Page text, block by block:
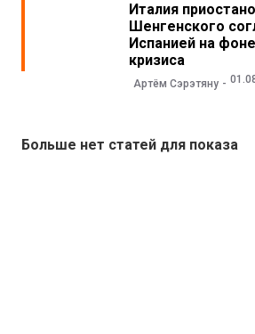
Италия
Шенгенского
Испанией на
кризиса
Артём Сэрэтяну
Больше нет статей для показа